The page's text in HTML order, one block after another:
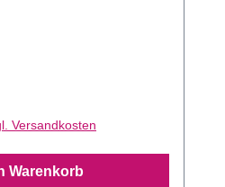
Versandkosten
Warenkorb